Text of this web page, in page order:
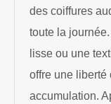
des coiffures
toute la
lisse ou une
offre une
accumulation.